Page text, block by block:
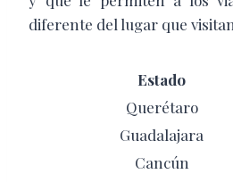
diferente del lugar que
Estado
Querétaro
Guadalajara
Cancún